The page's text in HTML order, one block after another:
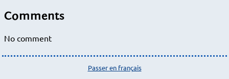
Comments
No comment
Passer en français